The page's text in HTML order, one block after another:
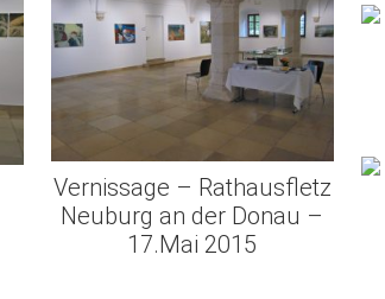
Vernissage – Rathausfletz
Neuburg an der Donau –
17.Mai 2015